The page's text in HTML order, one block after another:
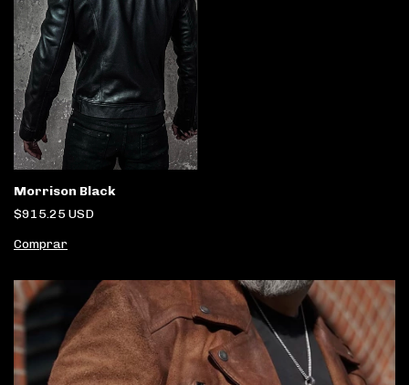
Morrison Black
$915.25 USD
Comprar